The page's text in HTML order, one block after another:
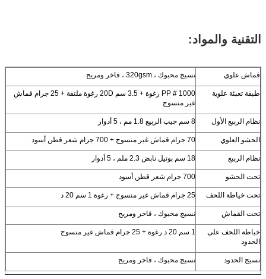
التقنية والمواد:
قماش علوي نسيج محبوك ، 320gsm ، فاخر ومريح
طبقة تعبئة علوية
1000 # PP رغوة + 3.5 سم 20D رغوة ملتفة + 25 جرام قماش
غير منسوج
نظام الربيع الأول 8 سم جيب الربيع 1.8 مم ، 5 أدوار
الحشو العلوي 70 جرام قماش غير منسوج + 700 جرام شعر قطن أسود
نظام الربيع 18 سم بونيل نابض 2.3 ملم ، 5 أدوار
تحت الحشو 700 جرام شعر قطن أسود
تحت خياطة اللحف 25 جرام قماش غير منسوج + رغوة 1 سم 20 د
تحت القماش نسيج محبوك ، فاخر ومريح
خياطة اللحف على
الحدود
1 سم 20 د رغوة + 25 جرام قماش غير منسوج
نسيج الحدود نسيج محبوك ، فاخر ومريح